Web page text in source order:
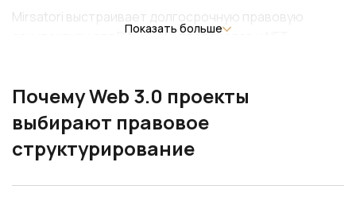
Mirsatori выстраивает долгосрочную правовую
архитектуру для DAO, DeFi-протоколов и NFT-
обеспечить комплаенс в целевых юрисдикциях — от
анализа до запуска операций.
Показать больше
Почему Web 3.0 проекты
выбирают правовое
структурирование